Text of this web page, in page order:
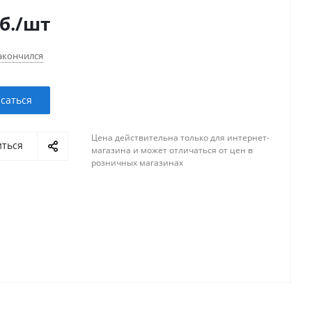
/шт
Цена действительна только для интернет-
магазина и может отличаться от цен в
розничных магазинах